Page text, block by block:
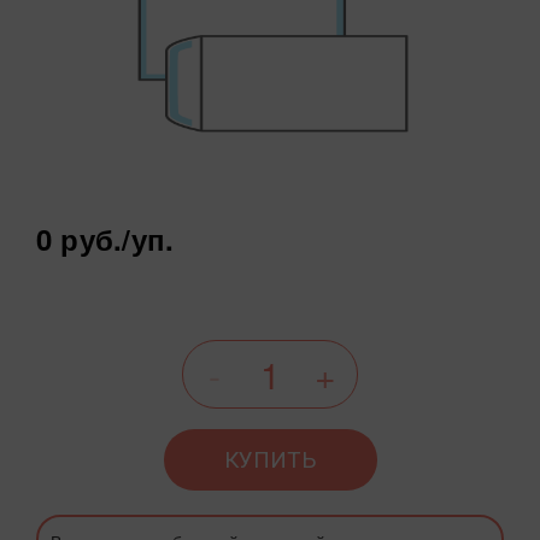
0 руб./уп.
КУПИТЬ